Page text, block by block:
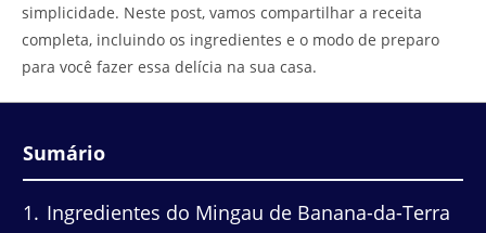
simplicidade. Neste post, vamos compartilhar a receita
completa, incluindo os ingredientes e o modo de preparo
para você fazer essa delícia na sua casa.
Sumário
1
Ingredientes do Mingau de Banana-da-Terra